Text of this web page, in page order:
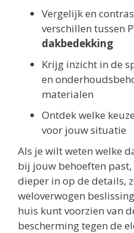
Vergelijk en
verschillen tussen
dakbedekking
Krijg inzicht in de
en
materialen
Ontdek welke
voor jouw situatie
Als je wilt weten welke
bij jouw behoeften
dieper in op de details,
weloverwogen
huis kunt voorzien van
bescherming tegen de